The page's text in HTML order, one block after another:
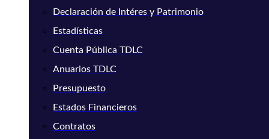
Declaración de Intéres y Patrimonio
Estadísticas
Cuenta Pública TDLC
Anuarios TDLC
Presupuesto
Estados Financieros
Contratos